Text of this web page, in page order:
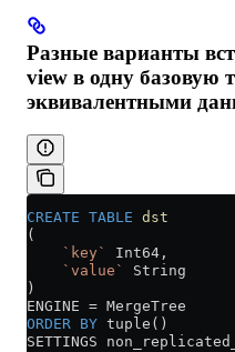
Разные варианты
view в одну базовую
эквивалентными
CREATE TABLE dst
(
    `key`
Int64,
    `value`
String
)
ENGINE = MergeTree
ORDER BY tuple()
SETTINGS